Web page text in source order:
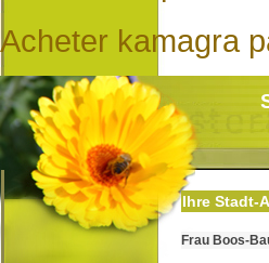
Acheter kamagra
Ihre Stadt-
Frau Boos-